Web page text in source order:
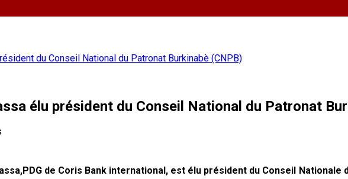
du Conseil National du Patronat Burkinabè (CNPB)
élu président du Conseil National du Patronat
de Coris Bank international, est élu président du Conseil